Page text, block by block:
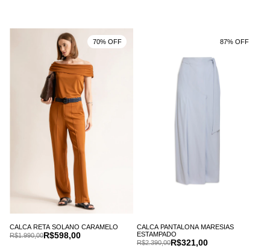
CALCA RETA SOLANO CARAMELO
R$598,00
R$1.990,00
70% OFF
CALCA PANTALONA MARESIAS
ESTAMPADO
R$321,00
R$2.390,00
87% OFF